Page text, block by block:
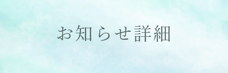
お知らせ詳細